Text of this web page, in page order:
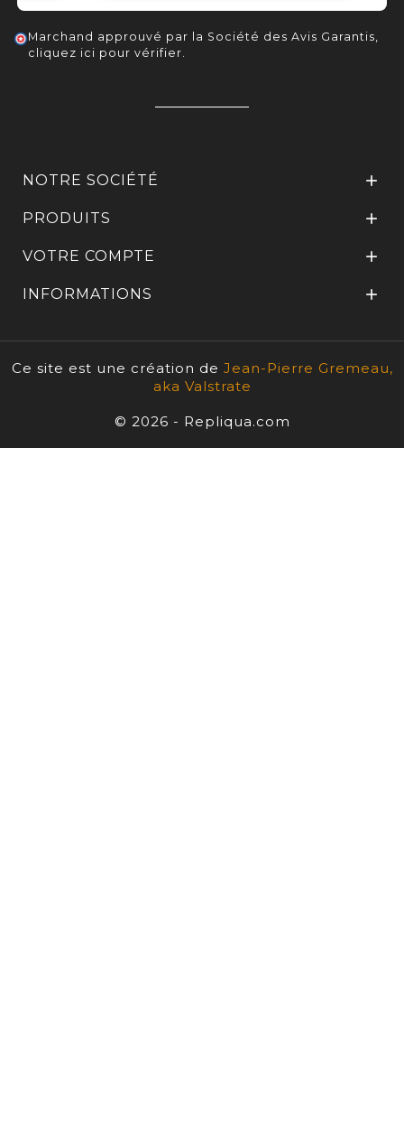
Marchand approuvé par la Société des Avis Garantis,
cliquez ici pour vérifier.
NOTRE SOCIÉTÉ 
PRODUITS 
VOTRE COMPTE 
INFORMATIONS 
Ce site est une création de Jean-Pierre Gremeau,
aka Valstrate
© 2026 - Repliqua.com